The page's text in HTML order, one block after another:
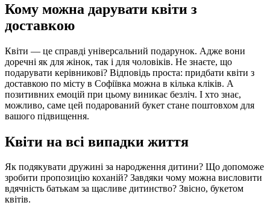
Кому можна дарувати квіти з
доставкою
Квіти — це справді універсальний подарунок. Адже вони
доречні як для жінок, так і для чоловіків. Не знаєте, що
подарувати керівникові? Відповідь проста: придбати квіти з
доставкою по місту в Софіївка можна в кілька кліків. А
позитивних емоцій при цьому виникає безліч. І хто знає,
можливо, саме цей подарований букет стане поштовхом для
вашого підвищення.
Квіти на всі випадки життя
Як подякувати дружині за народження дитини? Що допоможе
зробити пропозицію коханій? Завдяки чому можна висловити
вдячність батькам за щасливе дитинство? Звісно, букетом
квітів.